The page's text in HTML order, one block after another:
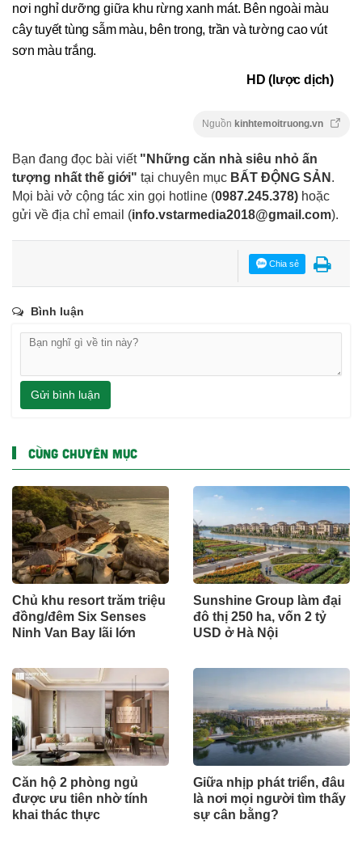
nơi nghỉ dưỡng giữa khu rừng xanh mát. Bên ngoài màu
cây tuyết tùng sẫm màu, bên trong, trần và tường cao vút
sơn màu trắng.
HD (lược dịch)
Nguồn kinhtemoitruong.vn
Bạn đang đọc bài viết "Những căn nhà siêu nhỏ ấn
tượng nhất thế giới" tại chuyên mục BẤT ĐỘNG SẢN .
Mọi bài vở cộng tác xin gọi hotline (0987.245.378) hoặc
gửi về địa chỉ email (info.vstarmedia2018@gmail.com).
Chia sẻ
Bình luận
Gửi bình luận
CÙNG CHUYÊN MỤC
Chủ khu resort trăm triệu
đồng/đêm Six Senses
Ninh Van Bay lãi lớn
Sunshine Group làm đại
đô thị 250 ha, vốn 2 tỷ
USD ở Hà Nội
Căn hộ 2 phòng ngủ
được ưu tiên nhờ tính
khai thác thực
Giữa nhịp phát triển, đâu
là nơi mọi người tìm thấy
sự cân bằng?